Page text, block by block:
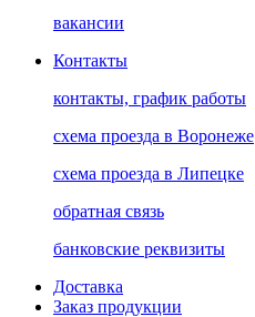
вакансии
Контакты
контакты, график работы
схема проезда в Воронеже
схема проезда в Липецке
обратная связь
банковские реквизиты
Доставка
Заказ продукции